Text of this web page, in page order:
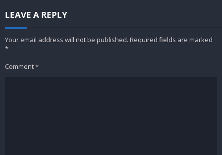
LEAVE A REPLY
Your email address will not be published. Required fields are marked
*
Comment*